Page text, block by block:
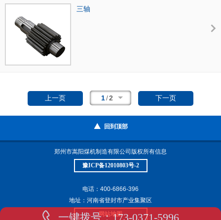
三轴
上一页 1/2 下一页
回到顶部
郑州市嵩阳煤机制造有限公司 版权所有信息
豫ICP备12010803号-2
电话：400-6866-396
地址：河南省登封市产业集聚区
网站地图
一键拨号：173-0371-5996